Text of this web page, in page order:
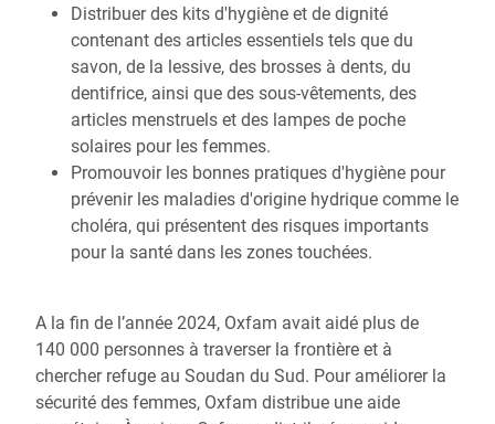
Distribuer des kits d'hygiène et de dignité
contenant des articles essentiels tels que du
savon, de la lessive, des brosses à dents, du
dentifrice, ainsi que des sous-vêtements, des
articles menstruels et des lampes de poche
solaires pour les femmes.
Promouvoir les bonnes pratiques d'hygiène pour
prévenir les maladies d'origine hydrique comme le
choléra, qui présentent des risques importants
pour la santé dans les zones touchées.
A la fin de l’année 2024, Oxfam avait aidé plus de
140 000 personnes à traverser la frontière et à
chercher refuge au Soudan du Sud. Pour améliorer la
sécurité des femmes, Oxfam distribue une aide